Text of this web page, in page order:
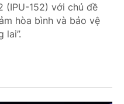
(IPU-152) với chủ đề
hòa bình và bảo vệ
lai”.